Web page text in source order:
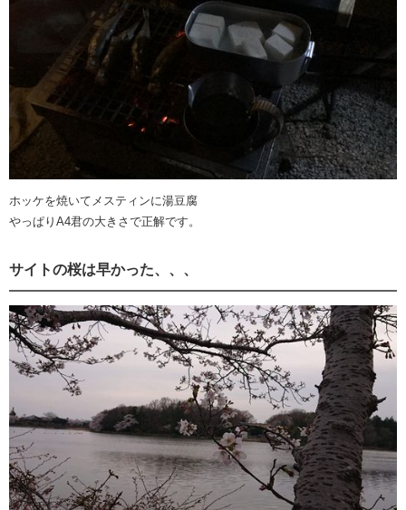
ホッケを焼いてメスティンに湯豆腐
やっぱりA4君の大きさで正解です。
サイトの桜は早かった、、、